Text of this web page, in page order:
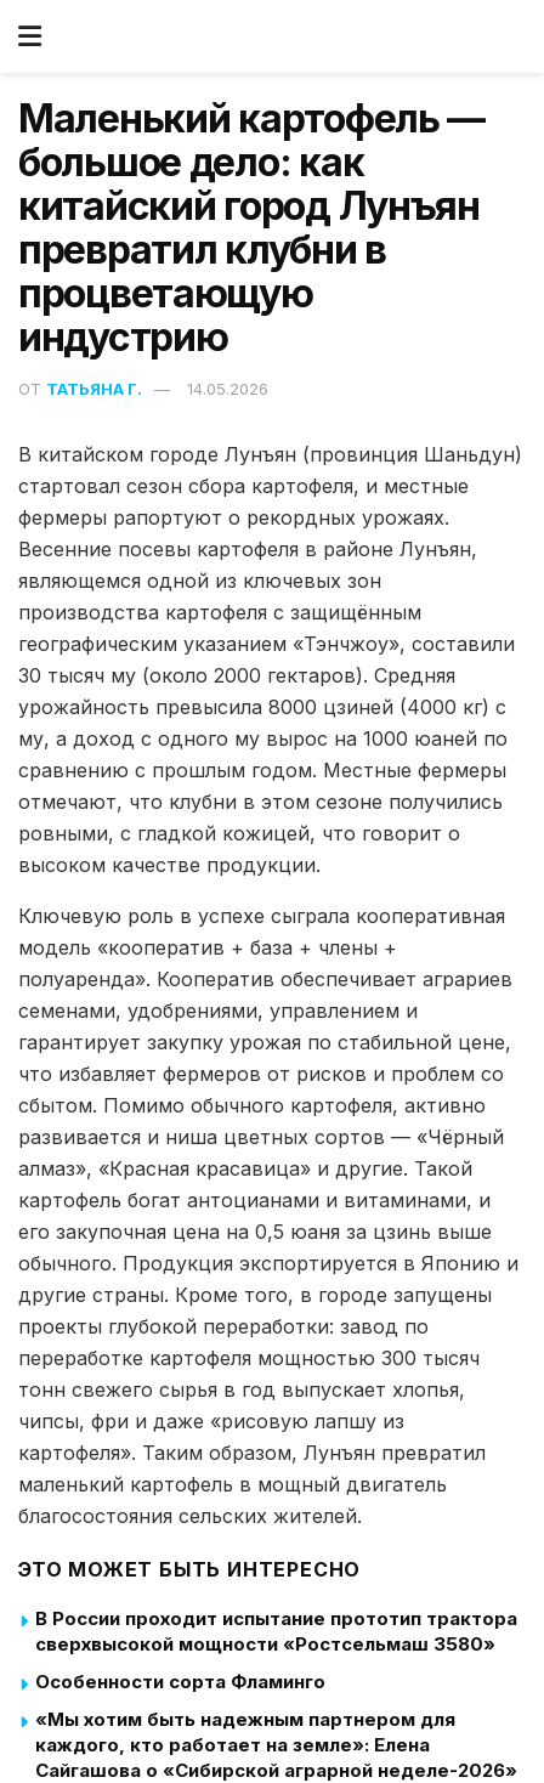
Маленький картофель —
большое дело: как
китайский город Лунъян
превратил клубни в
процветающую
индустрию
ОТ ТАТЬЯНА Г. 14.05.2026
В китайском городе Лунъян (провинция Шаньдун)
стартовал сезон сбора картофеля, и местные
фермеры рапортуют о рекордных урожаях.
Весенние посевы картофеля в районе Лунъян,
являющемся одной из ключевых зон
производства картофеля с защищённым
географическим указанием «Тэнчжоу», составили
30 тысяч му (около 2000 гектаров). Средняя
урожайность превысила 8000 цзиней (4000 кг) с
му, а доход с одного му вырос на 1000 юаней по
сравнению с прошлым годом. Местные фермеры
отмечают, что клубни в этом сезоне получились
ровными, с гладкой кожицей, что говорит о
высоком качестве продукции.
Ключевую роль в успехе сыграла кооперативная
модель «кооператив + база + члены +
полуаренда». Кооператив обеспечивает аграриев
семенами, удобрениями, управлением и
гарантирует закупку урожая по стабильной цене,
что избавляет фермеров от рисков и проблем со
сбытом. Помимо обычного картофеля, активно
развивается и ниша цветных сортов — «Чёрный
алмаз», «Красная красавица» и другие. Такой
картофель богат антоцианами и витаминами, и
его закупочная цена на 0,5 юаня за цзинь выше
обычного. Продукция экспортируется в Японию и
другие страны. Кроме того, в городе запущены
проекты глубокой переработки: завод по
переработке картофеля мощностью 300 тысяч
тонн свежего сырья в год выпускает хлопья,
чипсы, фри и даже «рисовую лапшу из
картофеля». Таким образом, Лунъян превратил
маленький картофель в мощный двигатель
благосостояния сельских жителей.
ЭТО МОЖЕТ БЫТЬ ИНТЕРЕСНО
В России проходит испытание прототип трактора
сверхвысокой мощности «Ростсельмаш 3580»
Особенности сорта Фламинго
«Мы хотим быть надежным партнером для
каждого, кто работает на земле»: Елена
Сайгашова о «Сибирской аграрной неделе-2026»